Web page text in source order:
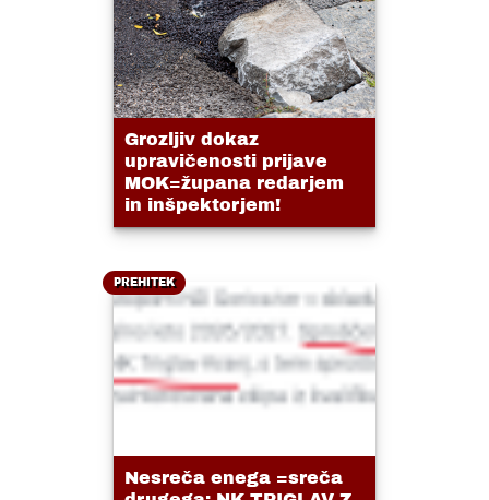
Grozljiv dokaz
upravičenosti prijave
MOK=župana redarjem
in inšpektorjem!
PREHITEK
Nesreča enega =sreča